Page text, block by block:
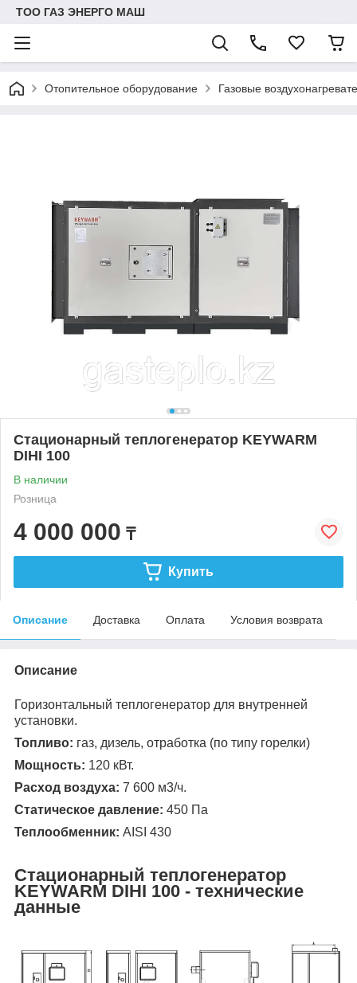
ТОО ГАЗ ЭНЕРГО МАШ
Отопительное оборудование Газовые
Стационарный теплогенератор KEYWARM
DIHI 100
В наличии
Розница
4 000 000 ₸
Купить
Описание Доставка Оплата Условия возврата
Описание
Горизонтальный теплогенератор для внутренней
установки.
Топливо: газ, дизель, отработка (по типу горелки)
Мощность: 120 кВт.
Расход воздуха: 7 600 м3/ч.
Статическое давление: 450 Па
Теплообменник: AISI 430
Стационарный теплогенератор
KEYWARM DIHI 100 - технические
данные